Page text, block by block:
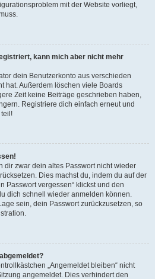
mit der Website vorliegt,
kann mich aber nicht mehr
dein Benutzerkonto aus verschieden
hat. Außerdem löschen viele Boards
Zeit keine Beiträge geschrieben haben,
Registriere dich einfach erneut und
dir zwar dein altes Passwort nicht wieder
Dies machst du, indem du auf der
Passwort vergessen“ klickst und den
dich schnell wieder anmelden können.
sein, dein Passwort zurückzusetzen, so
„Angemeldet bleiben“ nicht
angemeldet. Dies verhindert den